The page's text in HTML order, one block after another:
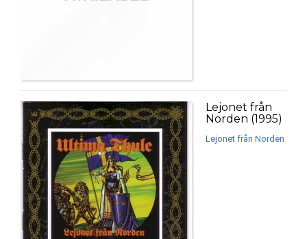
Lejonet från
Norden (1995)
Lejonet från Norden